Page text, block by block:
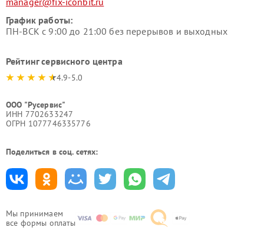
Мы принимаем
все формы оплаты
График работы:
ПН-ВСК с 9:00 до 21:00 без перерывов и выходных
Рейтинг сервисного центра
4.9-5.0
ООО "Русервис"
ИНН 7702633247
ОГРН 1077746335776
Поделиться в соц. сетях: